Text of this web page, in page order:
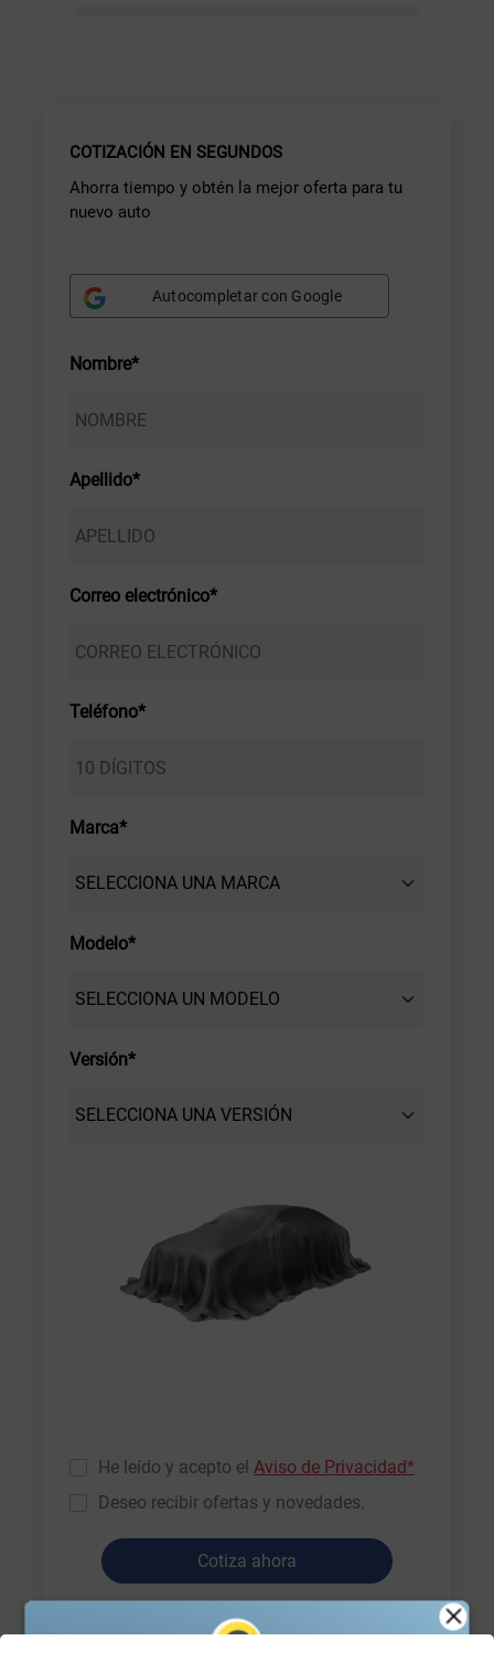
COTIZACIÓN EN SEGUNDOS
Ahorra tiempo y obtén la mejor oferta para tu
nuevo auto
Autocompletar con Google
Nombre*
Apellido*
Correo electrónico*
Teléfono*
Marca*
Modelo*
Versión*
He leído y acepto el Aviso de Privacidad*
Deseo recibir ofertas y novedades.
Cotiza ahora